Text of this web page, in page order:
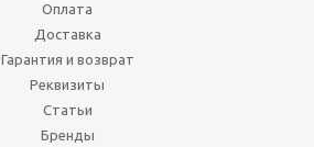
Оплата
Доставка
Гарантия и возврат
Реквизиты
Статьи
Бренды